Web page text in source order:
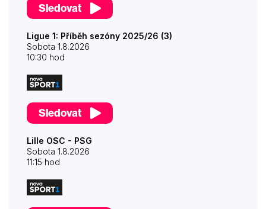
Sledovat
Ligue 1: Příběh sezóny 2025/26 (3)
Sobota 1.8.2026
10:30 hod
Sledovat
Lille OSC - PSG
Sobota 1.8.2026
11:15 hod